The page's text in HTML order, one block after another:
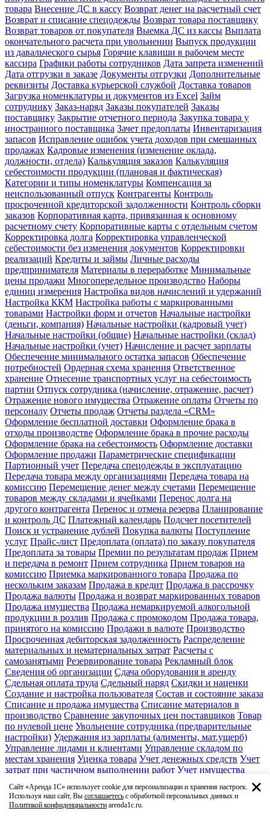
товара Внесение ДС в кассу Возврат денег на расчетный счет
Возврат и списание спецодежды Возврат товара поставщику
Возврат товаров от покупателя Выемка ДС из кассы Выплата
окончательного расчета при увольнении Выпуск продукции
из давальческого сырья Горячие клавиши в рабочем месте
кассира Графики работы сотрудников Дата запрета изменений
Дата отгрузки в заказе Документы отгрузки Дополнительные
реквизиты Доставка курьерской службой Доставка товаров
Загрузка номенклатуры и документов из Excel Займ
сотруднику Заказ-наряд Заказы покупателей Заказы
поставщику Закрытие отчетного периода Закупка товара у
иностранного поставщика Зачет предоплаты Инвентаризация
запасов Исправление ошибок учета доходов при смешанных
продажах Кадровые изменения (изменение оклада,
должности, отдела) Калькуляция заказов Калькуляция
себестоимости продукции (плановая и фактическая)
Категории и типы номенклатуры Компенсация за
неиспользованный отпуск Контрагенты Контроль
просроченной кредиторской задолженности Контроль сборки
заказов Корпоративная карта, привязанная к основному
расчетному счету Корпоративные карты с отдельным счетом
Корректировка долга Корректировка управленческой
себестоимости без изменения документов Корректировки
реализаций Кредиты и займы Личные расходы
предпринимателя Материалы в переработке Минимальные
цены продажи Многопередельное производство Наборы
единиц измерения Настройка видов начислений и удержаний
Настройка ККМ Настройка работы с маркированными
товарами Настройки форм и отчетов Начальные настройки
(деньги, компания) Начальные настройки (кадровый учет)
Начальные настройки (общие) Начальные настройки (склад)
Начальные настройки (учет) Начисление и расчет зарплаты
Обеспечение минимального остатка запасов Обеспечение
потребностей Ордерная схема хранения Ответственное
хранение Отнесение транспортных услуг на себестоимость
партии Отпуск сотрудника (начисление, отражение, расчет)
Отражение нового имущества Отражение оплаты Отчеты по
персоналу Отчеты продаж Отчеты раздела «CRM»
Оформление бесплатной доставки Оформление брака в
отходы производстве Оформление брака в прочие расходы
Оформление брака на себестоимость Оформление доставки
Оформление продажи Параметрические спецификации
Партионный учет Передача спецодежды в эксплуатацию
Передача товара между организациями Передача товара на
комиссию Перемещение денег между счетами Перемещение
товаров между складами и ячейками Перенос долга на
другого контрагента Перенос и отмена резерва Планирование
и контроль ДС Платежный календарь Подсчет посетителей
Поиск и устранение дублей Покупка валюты Поступление
услуг Прайс-лист Предоплата (оплата) по заказу покупателя
Предоплата за товары Премии по результатам продаж Прием
и передача в ремонт Прием сотрудника Прием товаров на
комиссию Приемка маркированного товара Продажа по
нескольким заказам Продажа в кредит Продажа в рассрочку
Продажа валюты Продажа и возврат маркированных товаров
Продажа имущества Продажа немаркируемой алкогольной
продукции в розлив Продажа с промокодом Продажа товара,
принятого на комиссию Продажи в валюте Производство
Просроченная дебиторская задолженность Распределение
материальных и нематериальных затрат Расчеты с
самозанятыми Резервирование товара Рекламный блок
Сведения об организации Сдача оборудования в аренду
Сдельная оплата труда Сдельный наряд Скидки и наценки
Создание и настройка пользователя Состав и состояние заказа
Списание и продажа имущества Списание материалов в
производство Сравнение закупочных цен поставщиков Товар
по нулевой цене Увольнение сотрудника (предварительные
настройки) Удержания из зарплаты (алименты, мат.ущерб)
Управление лидами и клиентами Управление складом по
местам хранения Уценка товара Учет денежных средств Учет
затрат при частичном выполнении работ Учет имущества
спецодежды Учет товара в единицах и в упаковках Учет
товаров по характеристикам Факсимиле и подписи
Сайт «Аренда 1С» использует cookie для персонализации и хранения настроек.
Используя наш сайт, Вы соглашаетесь с обработкой персональных данных и
Политикой конфиденциальности arenda1c.ru.